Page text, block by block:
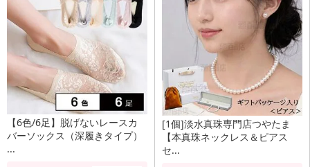
【6色/6足】脱げないレースカ
バーソックス（深履きタイプ）
...
[1個]淡水真珠専門店つやたま
【本真珠ネックレス＆ピアス
セ...